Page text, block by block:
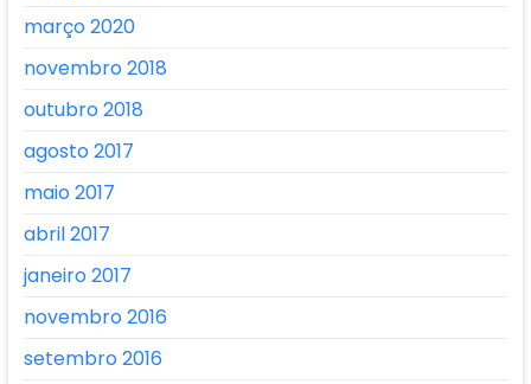
março 2020
novembro 2018
outubro 2018
agosto 2017
maio 2017
abril 2017
janeiro 2017
novembro 2016
setembro 2016